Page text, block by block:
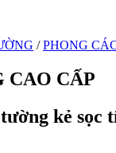
/ PHONG
CAO CẤP
kẻ sọc